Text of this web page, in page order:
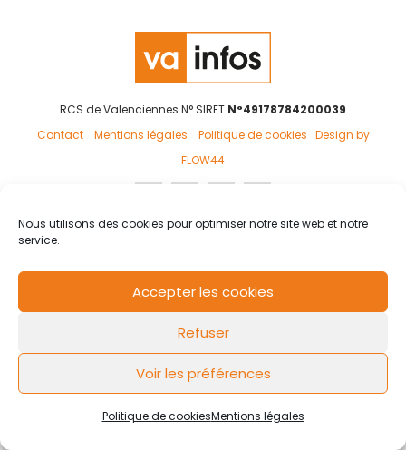
Nous utilisons des cookies pour optimiser notre site web et notre
service.
Accepter les cookies
Refuser
Voir les préférences
Politique de cookiesMentions légales
RCS de Valenciennes N° SIRET N°49178784200039
Contact
Mentions légales Politique de cookies Design by
FLOW44